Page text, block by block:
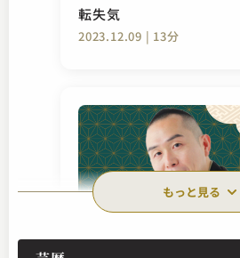
転失気
2023.12.09 | 13分
もっと見る